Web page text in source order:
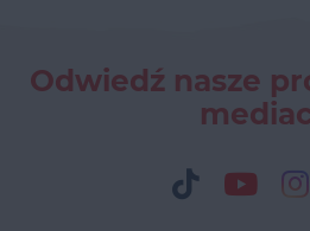
Odwiedź nasze